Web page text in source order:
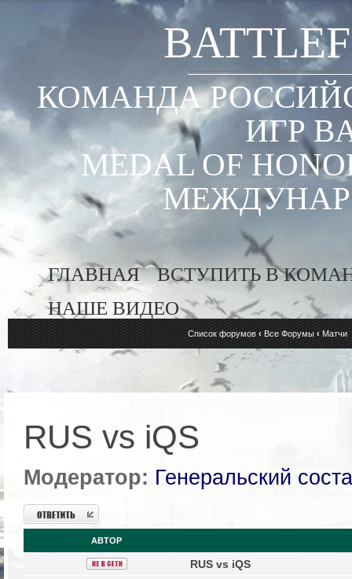
КОМАНДА
ИГР
MEDAL OF
ГЛАВНАЯ
ВСТУПИТЬ В
НАШЕ ВИДЕО
Список форумов ‹ Все Форумы ‹ Матчи
RUS vs iQS
Модератор: Генеральский
Ответить
АВТОР
RUS vs iQS